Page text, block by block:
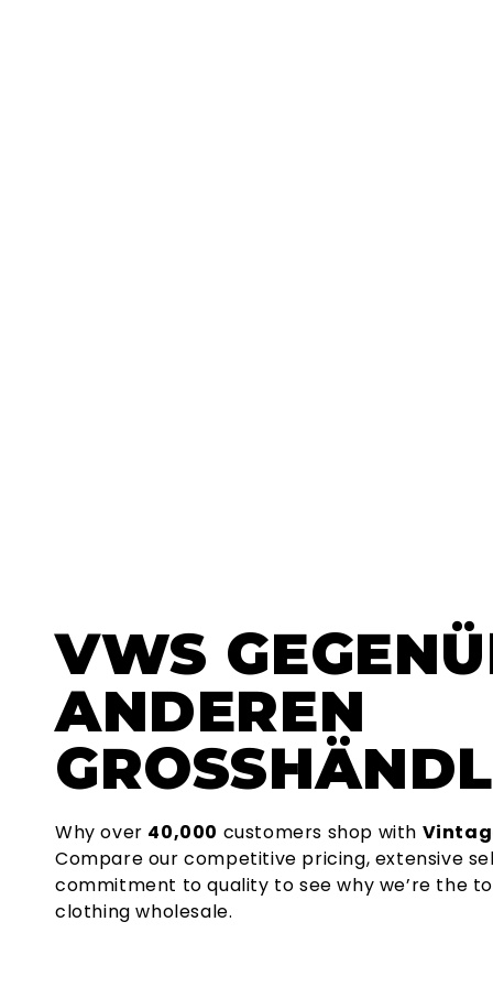
VWS
ANDEREN
Why over 40,000 customers shop with
Compare our competitive pricing, extensive
commitment to quality to see why we’re the
clothing wholesale.